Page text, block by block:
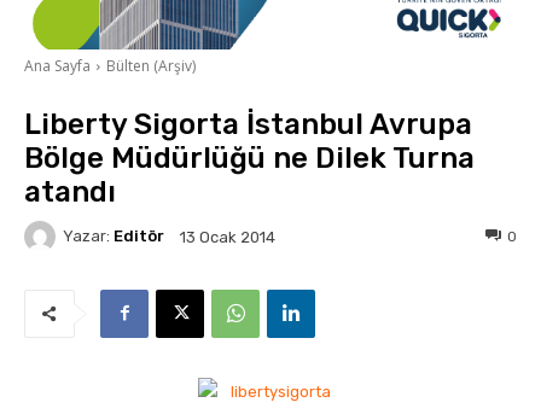
Ana Sayfa Bülten (Arşiv)
Liberty Sigorta İstanbul Avrupa
Bölge Müdürlüğü ne Dilek Turna
atandı
Yazar: Editör 13 Ocak 2014 0